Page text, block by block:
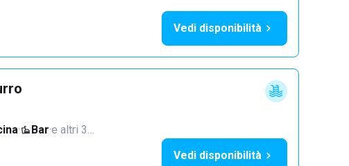
Vedi disponibilità
· Bar·e altri 3…
Vedi disponibilità